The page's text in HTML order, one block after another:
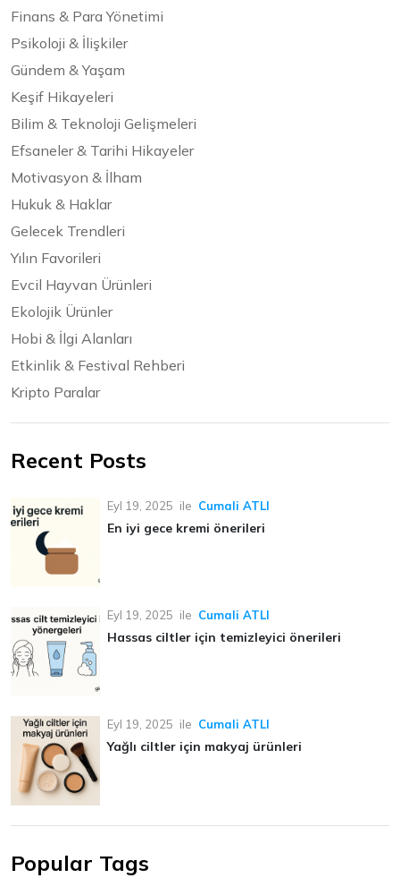
Finans & Para Yönetimi
Psikoloji & İlişkiler
Gündem & Yaşam
Keşif Hikayeleri
Bilim & Teknoloji Gelişmeleri
Efsaneler & Tarihi Hikayeler
Motivasyon & İlham
Hukuk & Haklar
Gelecek Trendleri
Yılın Favorileri
Evcil Hayvan Ürünleri
Ekolojik Ürünler
Hobi & İlgi Alanları
Etkinlik & Festival Rehberi
Kripto Paralar
Recent Posts
Eyl 19, 2025 ile Cumali ATLI
En iyi gece kremi önerileri
Eyl 19, 2025 ile Cumali ATLI
Hassas ciltler için temizleyici önerileri
Eyl 19, 2025 ile Cumali ATLI
Yağlı ciltler için makyaj ürünleri
Popular Tags